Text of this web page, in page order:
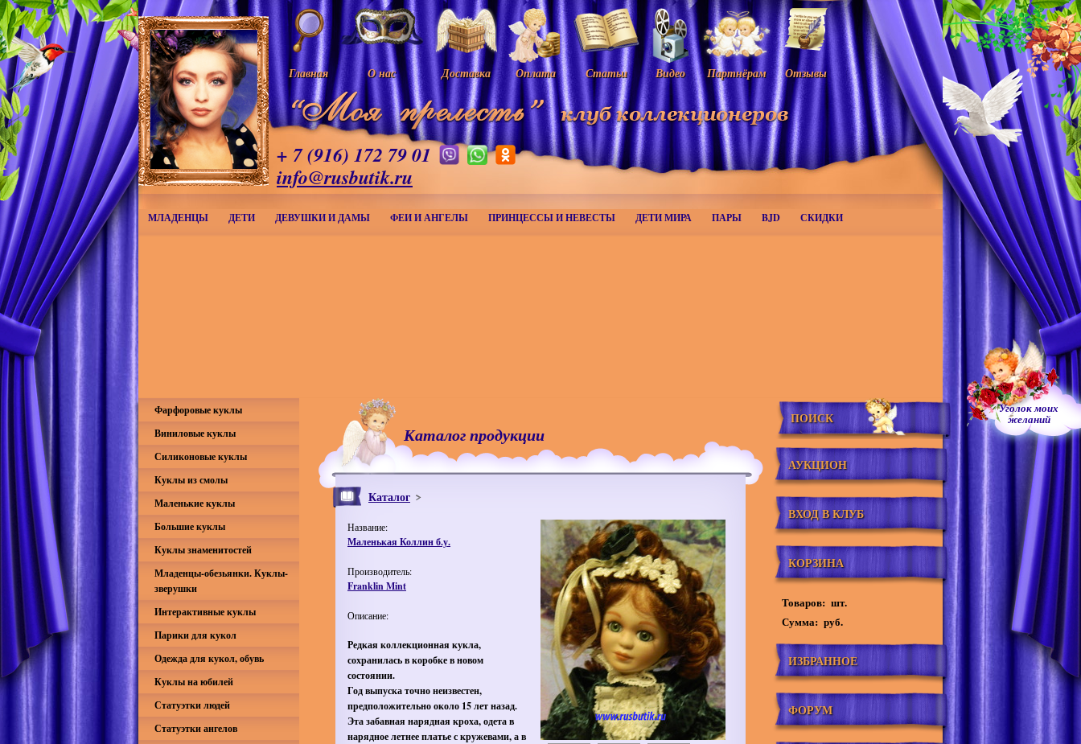
Главная О нас Доставка Оплата Статьи Видео Партнёрам Отзывы
+ 7 (916) 172 79 01
info@rusbutik.ru
МЛАДЕНЦЫ ДЕТИ ДЕВУШКИ И ДАМЫ ФЕИ И АНГЕЛЫ ПРИНЦЕССЫ И НЕВЕСТЫ ДЕТИ МИРА ПАРЫ BJD СКИДКИ
Уголок моих
желаний
Каталог продукции
Каталог
Название:
Маленькая Коллин б.у.
Производитель:
Franklin Mint
Описание:
Редкая коллекционная кукла,
сохранилась в коробке в новом
состоянии.
Год выпуска точно неизвестен,
предположительно около 15 лет назад.
Эта забавная нарядная кроха, одета в
нарядное летнее платье с кружевами, а в
Фарфоровые куклы
Виниловые куклы
Силиконовые куклы
Куклы из смолы
Маленькие куклы
Большие куклы
Куклы знаменитостей
Младенцы-обезьянки. Куклы-
зверушки
Интерактивные куклы
Парики для кукол
Одежда для кукол, обувь
Куклы на юбилей
Статуэтки людей
Статуэтки ангелов
ПОИСК
АУКЦИОН
ВХОД В КЛУБ
КОРЗИНА
Товаров: шт.
Сумма: руб.
ИЗБРАННОЕ
ФОРУМ